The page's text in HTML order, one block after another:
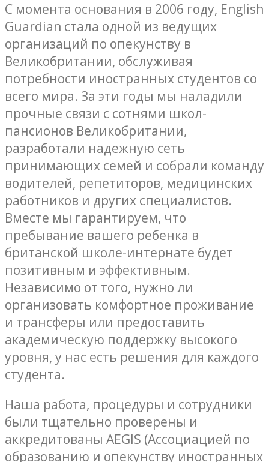
С момента основания в 2006 году, English
Guardian стала одной из ведущих
организаций по опекунству в
Великобритании, обслуживая
потребности иностранных студентов со
всего мира. За эти годы мы наладили
прочные связи с сотнями школ-
пансионов Великобритании,
разработали надежную сеть
принимающих семей и собрали команду
водителей, репетиторов, медицинских
работников и других специалистов.
Вместе мы гарантируем, что
пребывание вашего ребенка в
британской школе-интернате будет
позитивным и эффективным.
Независимо от того, нужно ли
организовать комфортное проживание
и трансферы или предоставить
академическую поддержку высокого
уровня, у нас есть решения для каждого
студента.
Наша работа, процедуры и сотрудники
были тщательно проверены и
аккредитованы AEGIS (Ассоциацией по
образованию и опекунству иностранных